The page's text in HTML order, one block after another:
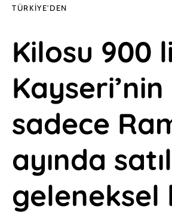
TÜRKIYE'DEN
Kilosu 900
Kayseri’nin
sadece
ayında
geleneksel